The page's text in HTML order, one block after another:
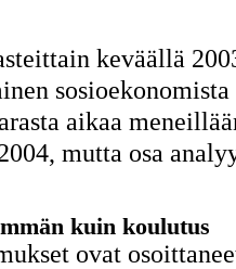
keväällä
aikaa
mutta osa
kuin koulutus
ovat